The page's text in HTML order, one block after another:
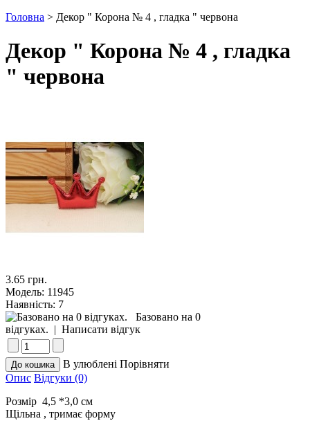
Головна > Декор " Корона № 4 , гладка " червона
Декор " Корона № 4 , гладка
" червона
3.65 грн.
Модель: 11945
Наявність: 7
Базовано на 0
відгуках. | Написати відгук
В улюблені Порівняти
Опис Відгуки (0)
Розмір 4,5 *3,0 см
Щільна , тримає форму